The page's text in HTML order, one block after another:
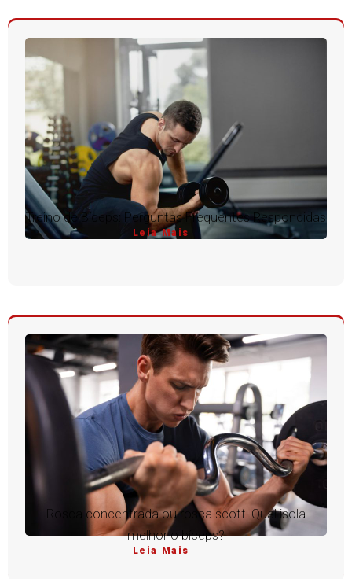
Treino de Bíceps: Perguntas Frequentes Respondidas
Leia Mais
Rosca concentrada ou rosca scott: Qual isola
melhor o bíceps?
Leia Mais